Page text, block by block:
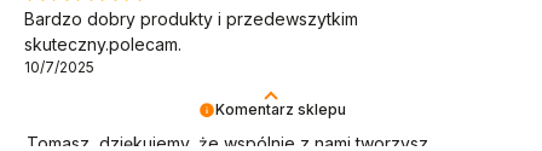
Komentarz sklepu
Tomasz, dziękujemy, że wspólnie z nami tworzysz
Bardzo dobry produkty i przedewszytkim
skuteczny.polecam.
10/7/2025